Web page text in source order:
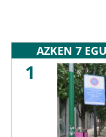
AZKEN 7
1